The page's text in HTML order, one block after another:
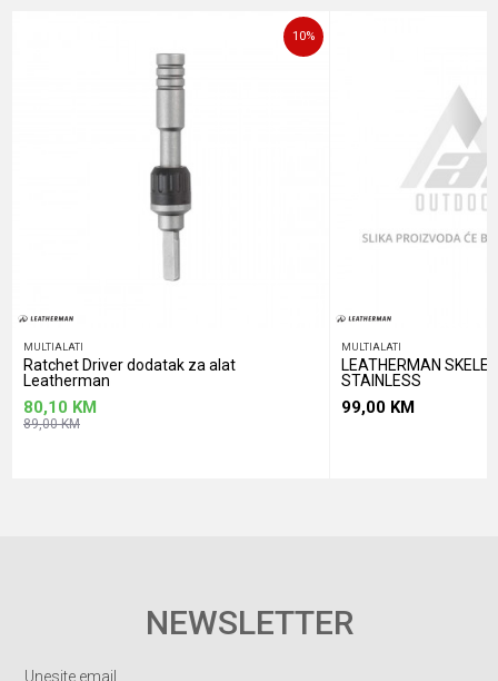
10%
MULTIALATI
Ratchet Driver dodatak za alat
Leatherman
80,10 KM
89,00KM
MULTIALATI
LEATHERMAN
STAINLESS
99,00 KM
NEWSLETTER